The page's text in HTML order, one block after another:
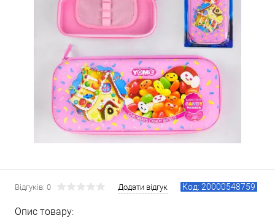
Відгуків: 0 Додати відгук Код: 20000548759
Опис товару: